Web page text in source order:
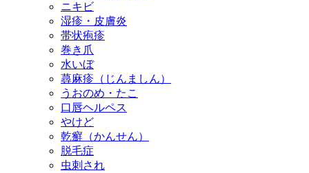
ニキビ
湿疹・皮膚炎
帯状疱疹
巻き爪
水いぼ
蕁麻疹（じんましん）
うおのめ・たこ
口唇ヘルペス
やけど
乾癬（かんせん）
脱毛症
虫刺され